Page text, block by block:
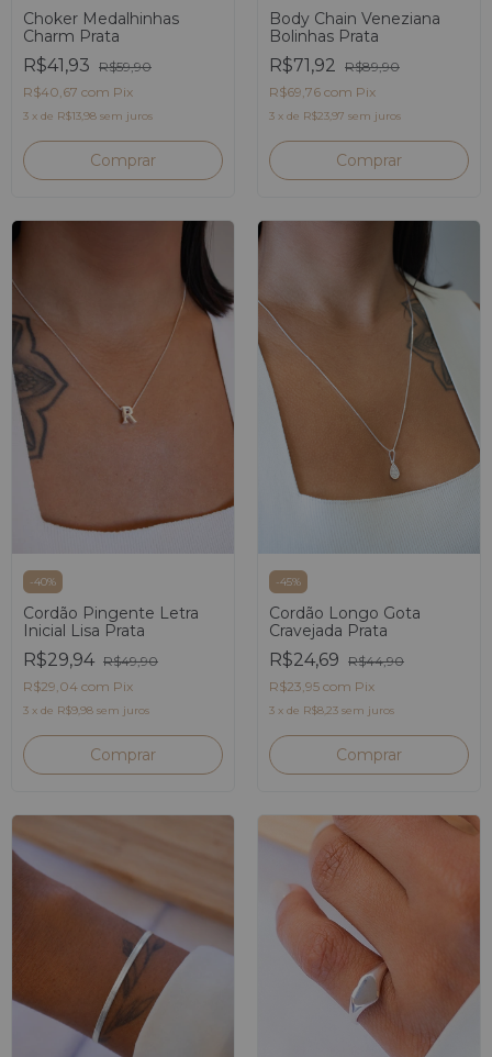
Choker Medalhinhas
Charm Prata
R$41,93 R$59,90
R$40,67 com Pix
3 x de R$13,98 sem juros
Body Chain Veneziana
Bolinhas Prata
R$71,92 R$89,90
R$69,76 com Pix
3 x de R$23,97 sem juros
-40%
Cordão Pingente Letra
Inicial Lisa Prata
R$29,94 R$49,90
R$29,04 com Pix
3 x de R$9,98 sem juros
Comprar
-45%
Cordão Longo Gota
Cravejada Prata
R$24,69 R$44,90
R$23,95 com Pix
3 x de R$8,23 sem juros